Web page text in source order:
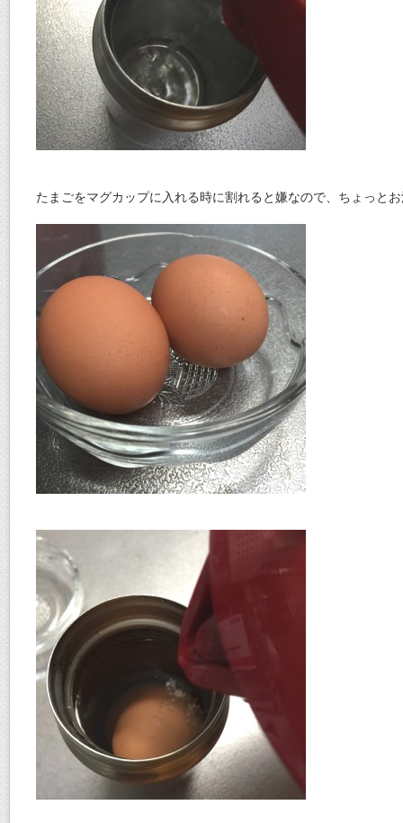
たまごをマグカップに入れる時に割れると嫌なので、ちょっと